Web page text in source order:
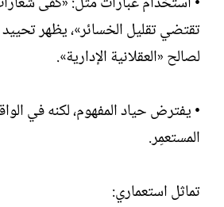
تقتضي تقليل الخسائر»، يظهر
لصالح «العقلانية الإدارية».
• يفترض حياد المفهوم، لكنه في
المستعمِر.
تماثل استعماري: